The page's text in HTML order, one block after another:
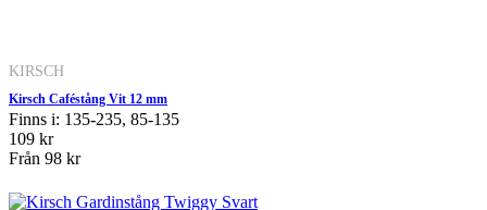
KIRSCH
Kirsch Caféstång Vit 12 mm
Finns i: 135-235, 85-135
109 kr
Från 98 kr